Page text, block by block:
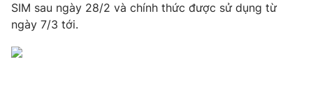
VTV4 Vươn mình bằng AI
VTV9
SIM sau ngày 28/2 và chính thức được sử dụng từ
ngày 7/3 tới.